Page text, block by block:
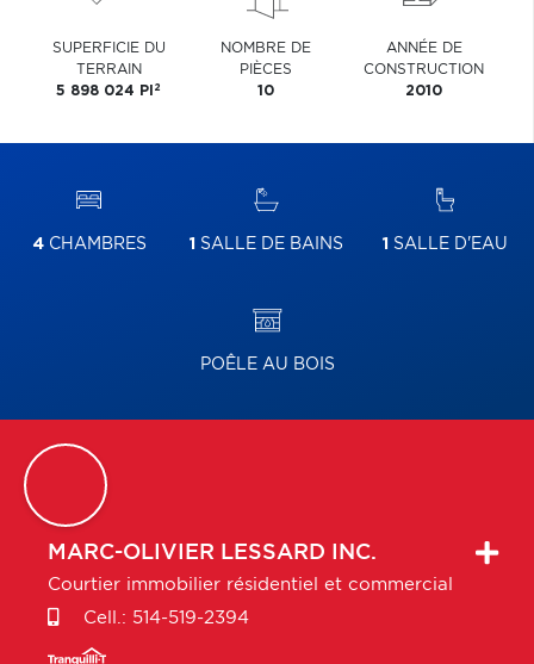
SUPERFICIE DU
TERRAIN
5 898 024 PI 2
NOMBRE DE
PIÈCES
10
ANNÉE DE
CONSTRUCTION
2010
4CHAMBRES 1 SALLE DE BAINS 1 SALLE D'EAU
POÊLE AU BOIS
MARC-OLIVIER LESSARD INC.
Courtier immobilier résidentiel et commercial
Cell.: 514-519-2394